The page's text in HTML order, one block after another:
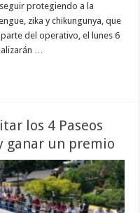
protegiendo a la
zika y chikungunya, que
del operativo, el lunes 6
…
los 4 Paseos
ganar un premio